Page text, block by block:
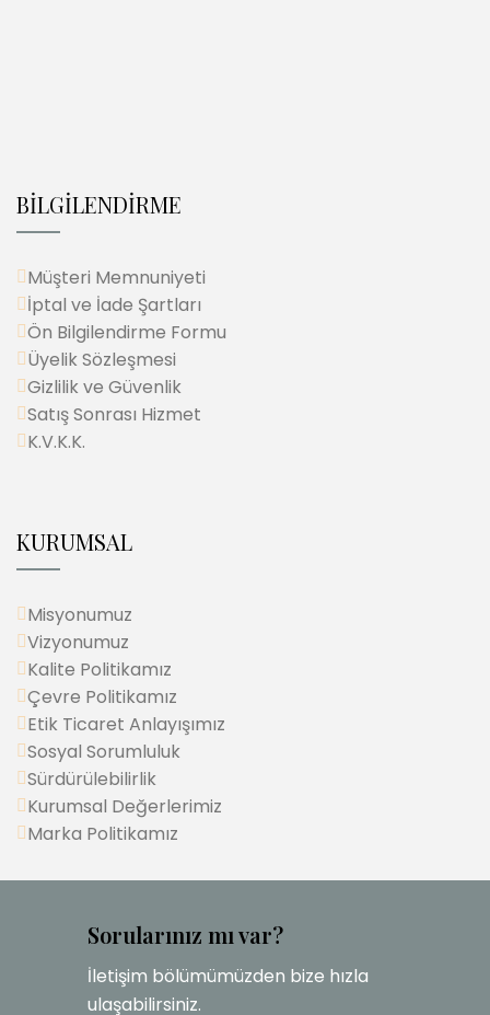
BİLGİLENDİRME
Müşteri Memnuniyeti
İptal ve İade Şartları
Ön Bilgilendirme Formu
Üyelik Sözleşmesi
Gizlilik ve Güvenlik
Satış Sonrası Hizmet
K.V.K.K.
KURUMSAL
Misyonumuz
Vizyonumuz
Kalite Politikamız
Çevre Politikamız
Etik Ticaret Anlayışımız
Sosyal Sorumluluk
Sürdürülebilirlik
Kurumsal Değerlerimiz
Marka Politikamız
Sorularınız mı var?
İletişim bölümümüzden bize hızla
ulaşabilirsiniz.